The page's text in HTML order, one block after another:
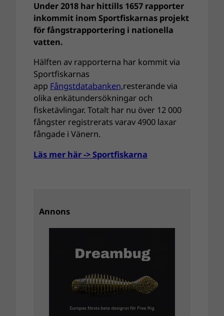
Under 2018 har hittills 1657 rapporter
inkommit inom Sportfiskarnas projekt
för fångstrapportering i nationella
vatten.
Hälften av rapporterna har kommit via
Sportfiskarnas
app Fångstdatabanken,resterande via
olika enkätundersökningar och
fisketävlingar. Totalt har nu över 12 000
fångster registrerats varav 4900 laxar
fångade i Vänern.
Läs mer här -> Sportfiskarna
Annons